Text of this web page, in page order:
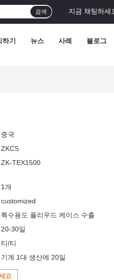
지금 채팅하세
검색
기 뉴스 사례 블로그
중국
ZKCS
ZK-TEX1500
1개
customized
특수용도 폴리우드 케이스 수출
20-30일
티/티
기계 1대 생산에 20일
요